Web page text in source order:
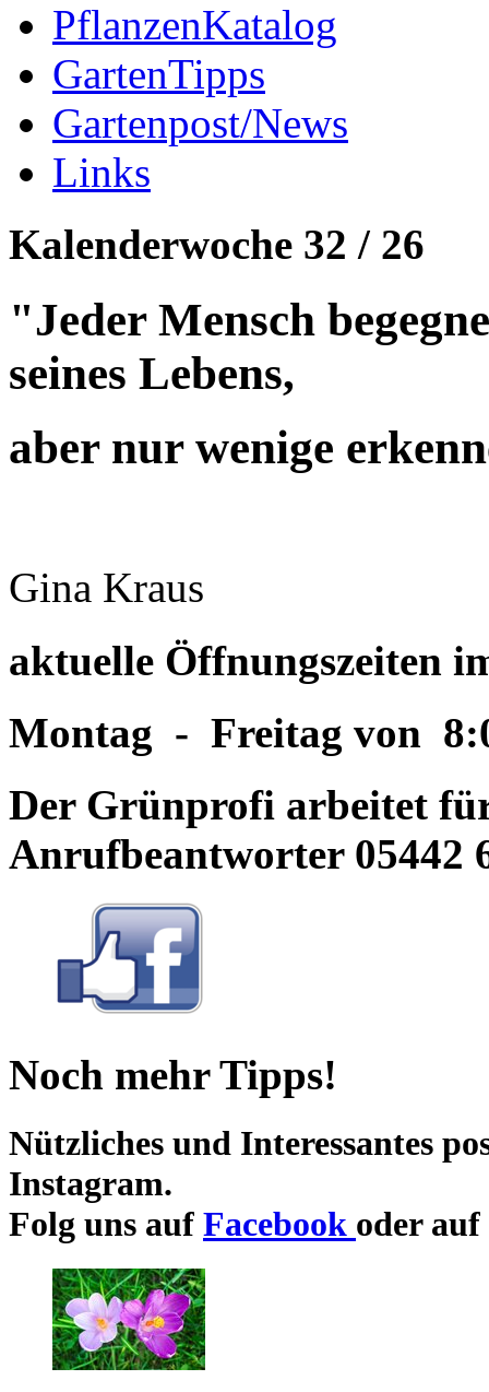
PflanzenKatalog
GartenTipps
Gartenpost/News
Links
Kalenderwoche 32 / 26
"Jeder Mensch
seines Lebens,
aber nur wenige
Gina Kraus
aktuelle Öffnungszeiten
Montag - Freitag von
Der Grünprofi arbeitet
Anrufbeantworter 05442
Noch mehr Tipps!
Nützliches und Interessantes
Instagram.
Folg uns auf Facebook oder auf